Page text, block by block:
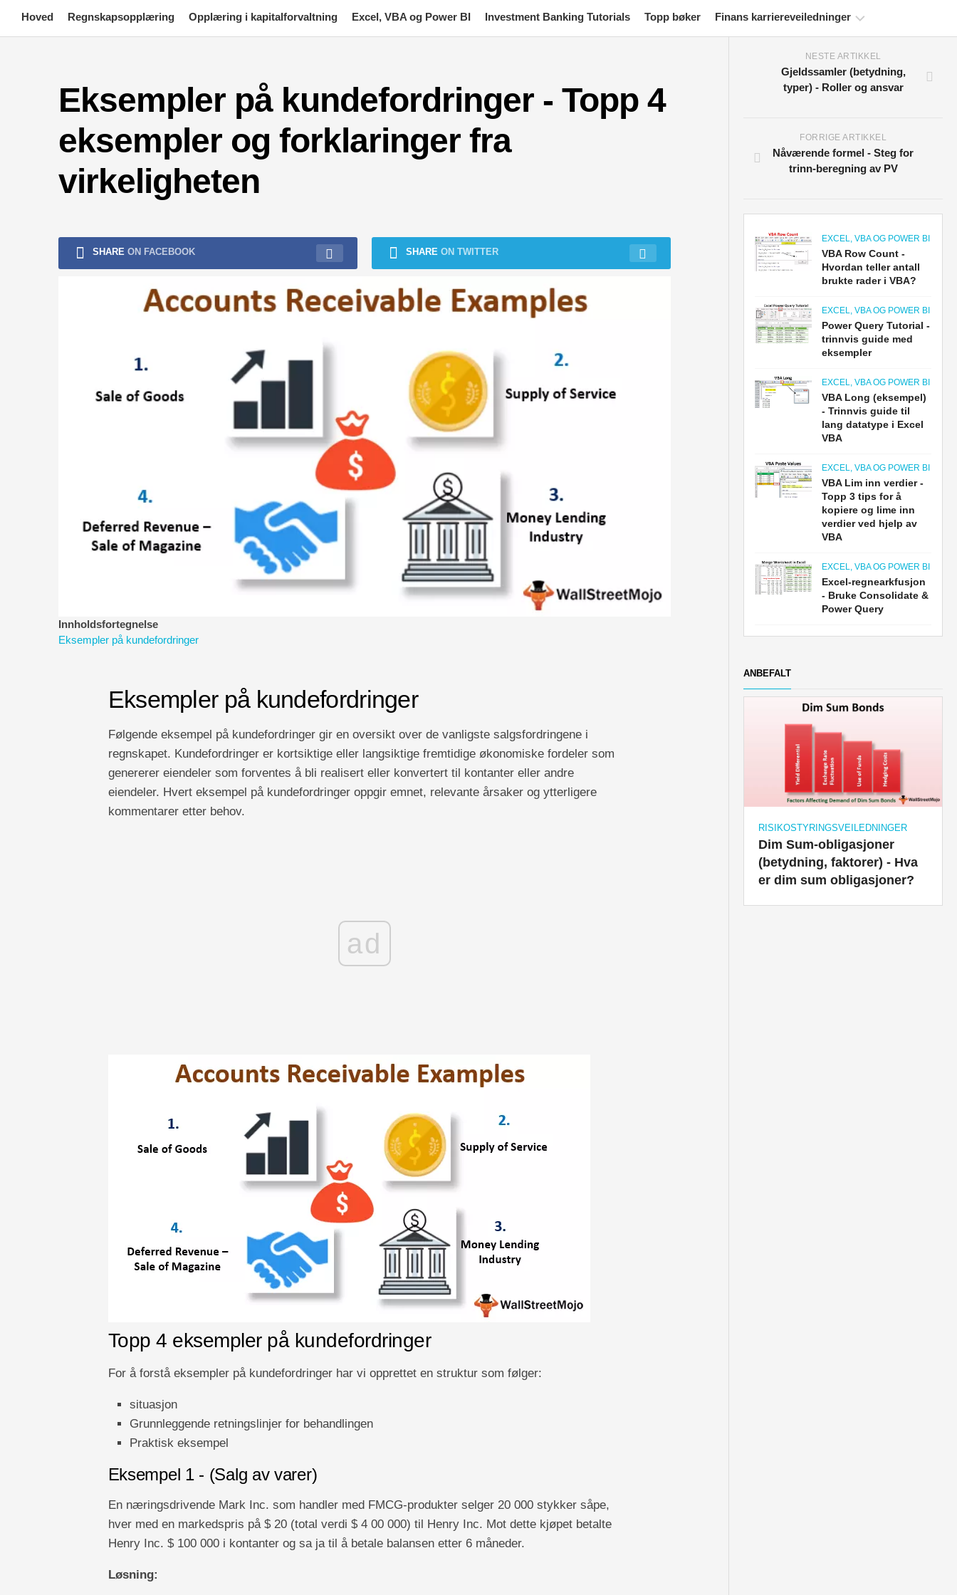
content
Hoved Regnskapsopplæring Opplæring i kapitalforvaltning Excel, VBA og Power BI Investment Banking Tutorials Topp bøker Finans karriereveiledninger
økonomisertifisering
modelleringsveiledninger
Fullstendig
Eksempler på kundefordringer - Topp 4
eksempler og forklaringer fra
virkeligheten
SHARE ON FACEBOOK SHARE ON TWITTER
Innholdsfortegnelse
Eksempler på kundefordringer
Eksempler på kundefordringer
Følgende eksempel på kundefordringer gir en oversikt over de vanligste salgsfordringene i
regnskapet. Kundefordringer er kortsiktige eller langsiktige fremtidige økonomiske fordeler som
genererer eiendeler som forventes å bli realisert eller konvertert til kontanter eller andre
eiendeler. Hvert eksempel på kundefordringer oppgir emnet, relevante årsaker og ytterligere
kommentarer etter behov.
ad
Topp 4 eksempler på kundefordringer
For å forstå eksempler på kundefordringer har vi opprettet en struktur som følger:
situasjon
Grunnleggende retningslinjer for behandlingen
Praktisk eksempel
Eksempel 1 - (Salg av varer)
En næringsdrivende Mark Inc. som handler med FMCG-produkter selger 20 000 stykker såpe,
hver med en markedspris på $ 20 (total verdi $ 4 00 000) til Henry Inc. Mot dette kjøpet betalte
Henry Inc. $ 100 000 i kontanter og sa ja til å betale balansen etter 6 måneder.
Løsning:
NESTE ARTIKKEL
Gjeldssamler (betydning,
typer) - Roller og ansvar
FORRIGE ARTIKKEL
Nåværende formel - Steg for
trinn-beregning av PV
EXCEL, VBA OG POWER BI
VBA Row Count -
Hvordan teller antall
brukte rader i VBA?
EXCEL, VBA OG POWER BI
Power Query Tutorial -
trinnvis guide med
eksempler
EXCEL, VBA OG POWER BI
VBA Long (eksempel)
- Trinnvis guide til
lang datatype i Excel
VBA
EXCEL, VBA OG POWER BI
VBA Lim inn verdier -
Topp 3 tips for å
kopiere og lime inn
verdier ved hjelp av
VBA
EXCEL, VBA OG POWER BI
Excel-regnearkfusjon
- Bruke Consolidate &
Power Query
ANBEFALT
RISIKOSTYRINGSVEILEDNINGER
Dim Sum-obligasjoner
(betydning, faktorer) - Hva
er dim sum obligasjoner?